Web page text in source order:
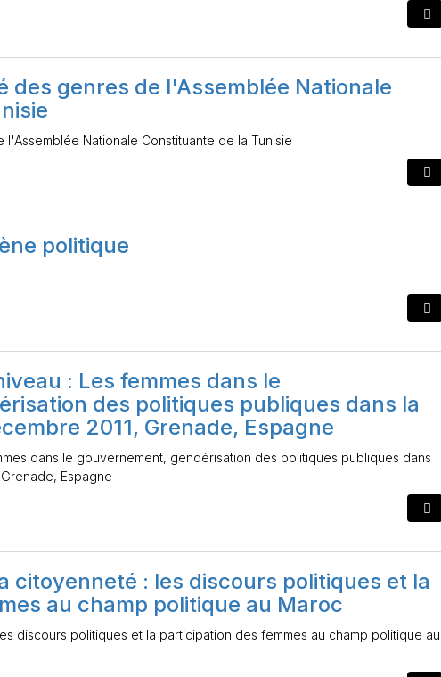
des genres de l'Assemblée Nationale
Nationale Constituante de la Tunisie
politique
: Les femmes dans le
des politiques publiques dans la
2011, Grenade, Espagne
dans le gouvernement, gendérisation des politiques publiques dans
Espagne
citoyenneté : les discours politiques et la
au champ politique au Maroc
discours politiques et la participation des femmes au champ politique au